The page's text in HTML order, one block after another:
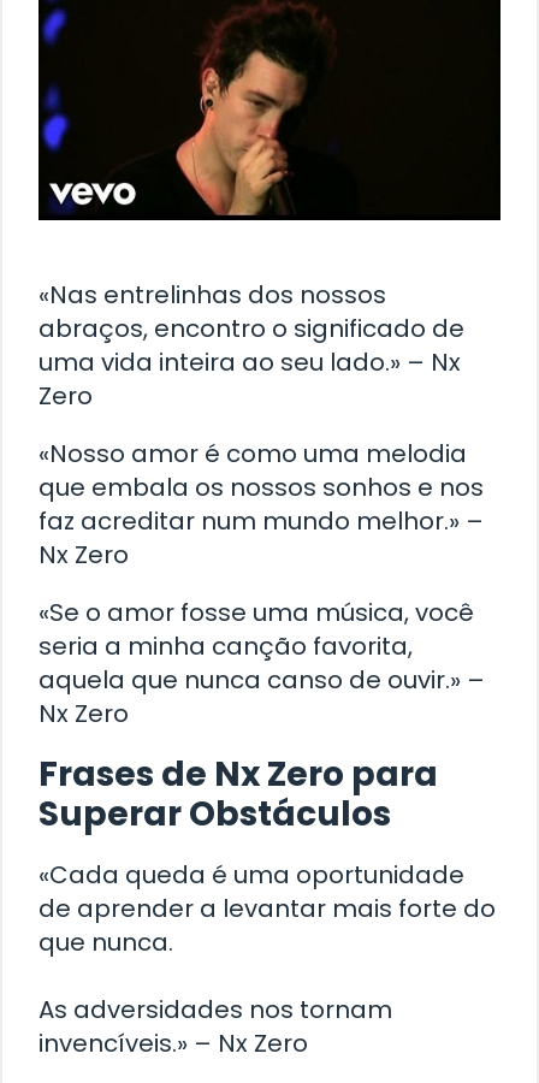
«Nas entrelinhas dos nossos
abraços, encontro o significado de
uma vida inteira ao seu lado.» – Nx
Zero
«Nosso amor é como uma melodia
que embala os nossos sonhos e nos
faz acreditar num mundo melhor.» –
Nx Zero
«Se o amor fosse uma música, você
seria a minha canção favorita,
aquela que nunca canso de ouvir.» –
Nx Zero
Frases de Nx Zero para
Superar Obstáculos
«Cada queda é uma oportunidade
de aprender a levantar mais forte do
que nunca.
As adversidades nos tornam
invencíveis.» – Nx Zero